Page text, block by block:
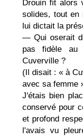
Drouin fit alors
solides, tout en
lui dictait la
— Qui oserait
pas fidèle au
Cuverville ?
(Il disait : « à
avec sa femme
J'étais bien
conservé pour
et profond
l'avais vu